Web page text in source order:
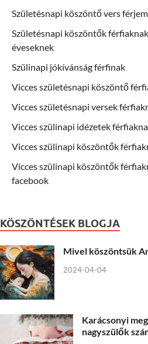
Születésnapi köszöntő vers
Születésnapi köszöntők
éveseknek
Szülinapi jókívánság férfinak
Vicces születésnapi köszöntő
Vicces születésnapi versek
Vicces szülinapi idézetek
Vicces szülinapi köszöntők
Vicces szülinapi köszöntők
facebook
KÖSZÖNTÉSEK BLOGJA
Mivel köszöntsük
2024-04-04
Karácsonyi
nagyszülők